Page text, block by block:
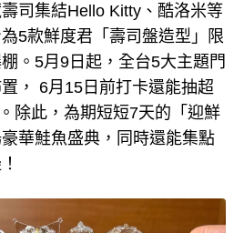
司集結Hello Kitty、酷洛米等
5款鮮度君「壽司盤造型」限
。5月9日起，全台5大主題門
， 6月15日前打卡還能抽超
除此，為期短短7天的「迎鮮
華鮭魚盛典，同時還能集點